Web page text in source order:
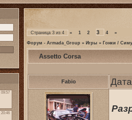
Страница 3 из 4 « 1 2 3 4 »
Форум - Armada_Group » Игры » Гонки /
Assetto Corsa
Fabio